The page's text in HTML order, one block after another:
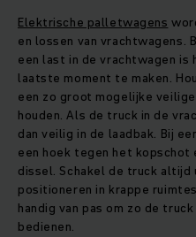
Elektrische palletwagens
en lossen van vrachtwagens.
een last in de vrachtwagen is
laatste moment te maken.
een zo groot mogelijke
houden. Als de truck in de
dan veilig in de laadbak. Bij
een hoek tegen het
dissel. Schakel de truck altijd
positioneren in krappe
handig van pas om zo de
bedienen.